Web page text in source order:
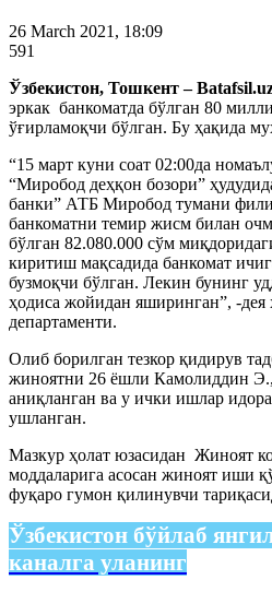
26 March 2021, 18:09
591
Ўзбекистон, Тошкент –
эркак банкоматда бўлган 80
ўғирламоқчи бўлган. Бу ҳақида
“15 март куни соат 02:00да
“Миробод деҳқон бозори”
банки” АТБ Миробод тумани
банкоматни темир жисм билан
бўлган 82.080.000 сўм
киритиш мақсадида банкомат
бузмоқчи бўлган. Лекин бунинг
ҳодиса жойидан яширинган”, -дея
департаменти.
Олиб борилган тезкор қидирув
жиноятни 26 ёшли Камолиддин Э.,
аниқланган ва у ички ишлар
ушланган.
Мазкур ҳолат юзасидан Жиноят
моддаларига асосан жиноят иши
фуқаро гумон қилинувчи
Ўзбекистон бўйлаб
каналга уланинг